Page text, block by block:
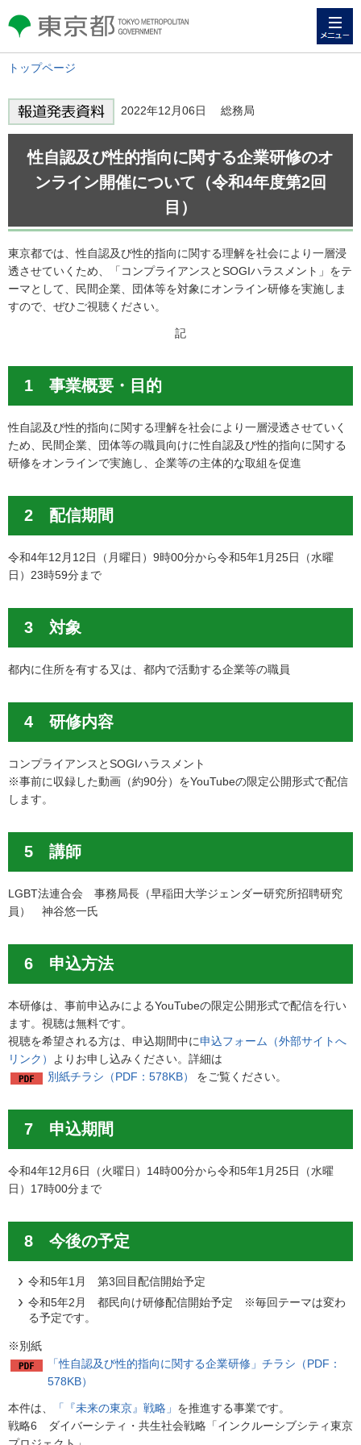
東京都 TOKYO METROPOLITAN
GOVERNMENT
トップページ
2022年12月06日 総務局
性自認及び性的指向に関する企業研修のオ
ンライン開催について（令和4年度第2回
目）
東京都では、性自認及び性的指向に関する理解を社会により一層浸
透させていくため、「コンプライアンスとSOGIハラスメント」をテ
ーマとして、民間企業、団体等を対象にオンライン研修を実施しま
すので、ぜひご視聴ください。
記
1 事業概要・目的
性自認及び性的指向に関する理解を社会により一層浸透させていく
ため、民間企業、団体等の職員向けに性自認及び性的指向に関する
研修をオンラインで実施し、企業等の主体的な取組を促進
2 配信期間
令和4年12月12日（月曜日）9時00分から令和5年1月25日（水曜
日）23時59分まで
3 対象
都内に住所を有する又は、都内で活動する企業等の職員
4 研修内容
コンプライアンスとSOGIハラスメント
※事前に収録した動画（約90分）をYouTubeの限定公開形式で配信
します。
5 講師
LGBT法連合会 事務局長（早稲田大学ジェンダー研究所招聘研究
員） 神谷悠一氏
6 申込方法
本研修は、事前申込みによるYouTubeの限定公開形式で配信を行い
ます。視聴は無料です。
視聴を希望される方は、申込期間中に申込フォーム（外部サイトへ
リンク）
よりお申し込みください。詳細は
別紙チラシ（PDF：578KB）
をご覧ください。
7 申込期間
令和4年12月6日（火曜日）14時00分から令和5年1月25日（水曜
日）17時00分まで
8 今後の予定
令和5年1月 第3回目配信開始予定
令和5年2月 都民向け研修配信開始予定 ※毎回テーマは変わ
る予定です。
※別紙
「性自認及び性的指向に関する企業研修」チラシ（PDF：
578KB）
本件は、 「『未来の東京』戦略」 を推進する事業です。
戦略6 ダイバーシティ・共生社会戦略「インクルーシブシティ東京